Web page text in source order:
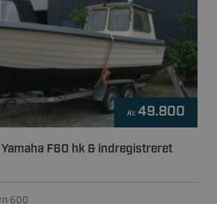
Kr. 49.800
F60 hk & indregistreret
600